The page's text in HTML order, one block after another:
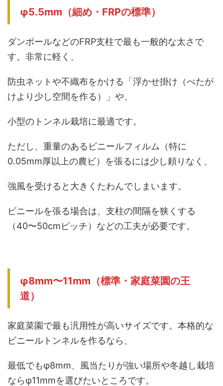
φ5.5mm（細め・FRPの標準）
ダンポールなどのFRP支柱で最も一般的な太さで
す。非常に軽く、
防虫ネットや不織布をかける「浮かせ掛け（べたが
けより少し空間を作る）」や、
小型のトンネル栽培に最適です。
ただし、重量のあるビニールフィルム（特に
0.05mm厚以上の農ビ）を張るには少し頼りなく、
強風を受けると大きくたわんでしまいます。
ビニールを張る場合は、支柱の間隔を狭くする
（40〜50cmピッチ）などの工夫が必要です。
φ8mm〜11mm（標準・家庭菜園の王
道）
家庭菜園で最も汎用性が高いサイズです。本格的な
ビニールトンネルを作るなら、
最低でもφ8mm、風当たりが強い場所や冬越し栽培
ならφ11mmを選びたいところです。